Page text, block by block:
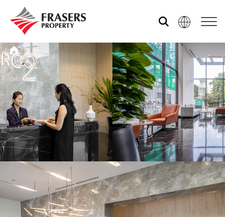
关于我们
我们的资产组合
媒体中心
共享体验
市场资讯